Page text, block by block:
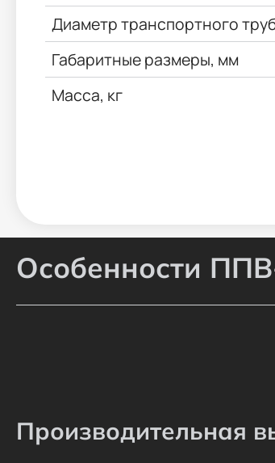
Диаметр транспортного
Габаритные размеры, мм
Масса, кг
Особенности
Производительная